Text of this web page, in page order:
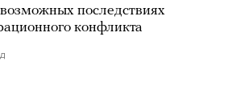
последствиях
конфликта